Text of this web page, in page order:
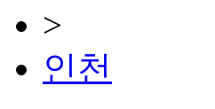
>
인천